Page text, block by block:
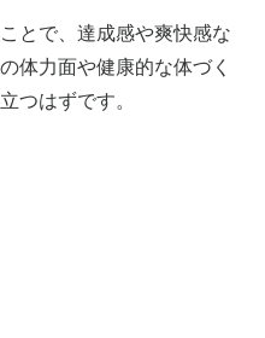
とで、達成感や爽快感な
体力面や健康的な体づく
つはずです。